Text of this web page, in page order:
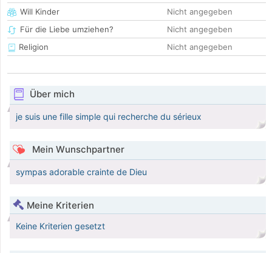
Will Kinder
Nicht angegeben
Für die Liebe umziehen?
Nicht angegeben
Religion
Nicht angegeben
Über mich
je suis une fille simple qui recherche du sérieux
Mein Wunschpartner
sympas adorable crainte de Dieu
Meine Kriterien
Keine Kriterien gesetzt